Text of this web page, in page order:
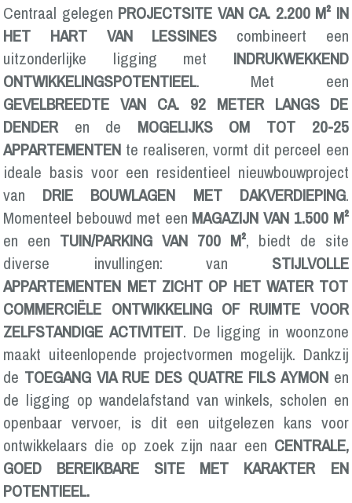
Centraal gelegen PROJECTSITE VAN CA. 2.200 M² IN
HET HART VAN LESSINES combineert een
uitzonderlijke ligging met INDRUKWEKKEND
ONTWIKKELINGSPOTENTIEEL. Met een
GEVELBREEDTE VAN CA. 92 METER LANGS DE
DENDERen de MOGELIJKS OM TOT 20-25
APPARTEMENTEN te realiseren, vormt dit perceel een
ideale basis voor een residentieel nieuwbouwproject
van DRIE BOUWLAGEN MET DAKVERDIEPING.
Momenteel bebouwd met een MAGAZIJN VAN 1.500 M²
en een TUIN/PARKING VAN 700 M², biedt de site
diverse invullingen: van STIJLVOLLE
APPARTEMENTEN MET ZICHT OP HET WATER TOT
COMMERCIËLE ONTWIKKELING OF RUIMTE VOOR
ZELFSTANDIGE ACTIVITEIT. De ligging in woonzone
maakt uiteenlopende projectvormen mogelijk. Dankzij
de TOEGANG VIA RUE DES QUATRE FILS AYMONen
de ligging op wandelafstand van winkels, scholen en
openbaar vervoer, is dit een uitgelezen kans voor
ontwikkelaars die op zoek zijn naar een CENTRALE,
GOED BEREIKBARE SITE MET KARAKTER EN
POTENTIEEL.